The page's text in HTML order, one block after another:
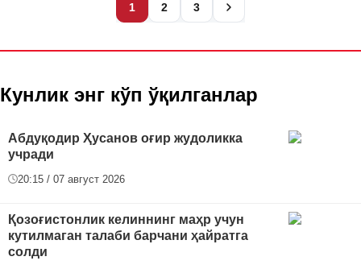
1 2 3
Кунлик энг кўп ўқилганлар
Абдуқодир Ҳусанов оғир жудоликка
учради
20:15 / 07 август 2026
Қозоғистонлик келиннинг маҳр учун
кутилмаган талаби барчани ҳайратга
солди